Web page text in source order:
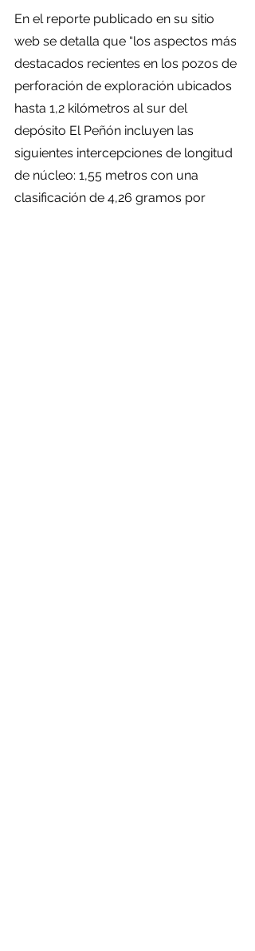
En el reporte publicado en su sitio
web se detalla que “los aspectos más
destacados recientes en los pozos de
perforación de exploración ubicados
hasta 1,2 kilómetros al sur del
depósito El Peñón incluyen las
siguientes intercepciones de longitud
de núcleo: 1,55 metros con una
clasificación de 4,26 gramos por